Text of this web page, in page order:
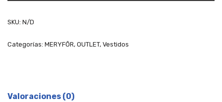
SKU: N/D
Categorías: MERYFŌR, OUTLET, Vestidos
Valoraciones (0)